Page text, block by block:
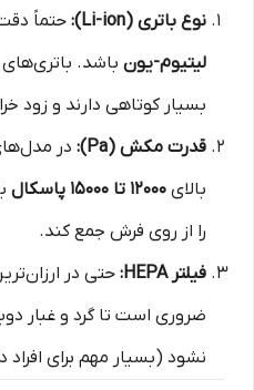
نوع باتری (Li-ion):
حتماً
لیتیوم-یون باشد.
بسیار کوتاهی دارند و زود
قدرت مکش (Pa):
در
بالای ۱۲۰۰۰ تا ۱۵۰۰۰ پاسکال
را از روی فرش جمع کند.
فیلتر HEPA:
حتی در
ضروری است تا گرد و غبار
نشود (بسیار مهم برای افراد